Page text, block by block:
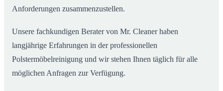
Anforderungen zusammenzustellen.
Unsere fachkundigen Berater von Mr. Cleaner haben
langjährige Erfahrungen in der professionellen
Polstermöbelreinigung und wir stehen Ihnen täglich für alle
möglichen Anfragen zur Verfügung.